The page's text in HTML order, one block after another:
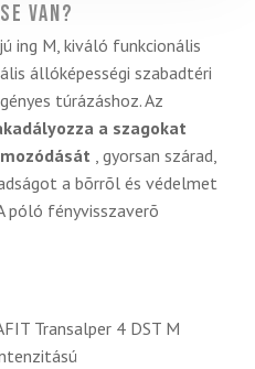
van?
ing M, kiváló funkcionális
állóképességi szabadtéri
túrázáshoz. Az
a szagokat
, gyorsan szárad,
a bõrrõl és védelmet
póló fényvisszaverõ
Transalper 4 DST M